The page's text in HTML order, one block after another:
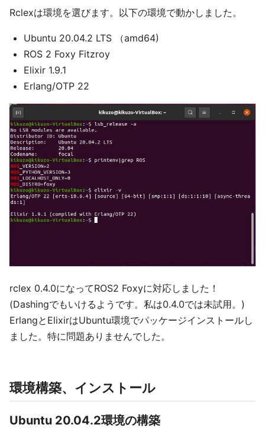
Rclexは環境を選びます。以下の環境で動かしました。
Ubuntu 20.04.2 LTS （amd64)
ROS 2 Foxy Fitzroy
Elixir 1.9.1
Erlang/OTP 22
rclex 0.4.0になってROS2 Foxyに対応しました！
(Dashingでもいけるようです。私は0.4.0では未試用。)
ErlangとElixirはUbuntu環境でパッケージインストールし
ました。特に問題ありませんでした。
環境構築、インストール
Ubuntu 20.04.2環境の構築